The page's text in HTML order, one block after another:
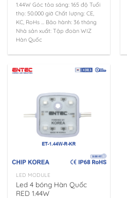
1.44W Góc tỏa sáng: 165 độ Tuổi
thọ: 50.000 giờ Chất lượng: CE,
KC, RoHs ... Bảo hành: 36 tháng
Nhà sản xuất: Tập đoàn WIZ
Hàn Quốc
LED MODULE
Led 4 bóng Hàn Quốc
RED 1.44W